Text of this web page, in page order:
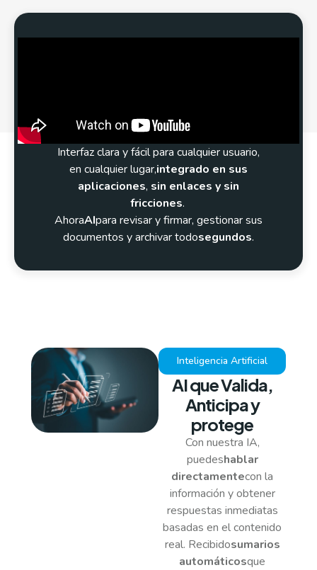
Interfaz clara y fácil para cualquier usuario,
en cualquier lugar,integrado en sus
aplicaciones, sin enlaces y sin
fricciones.
AhoraAIpara revisar y firmar, gestionar sus
documentos y archivar todosegundos.
Inteligencia Artificial
AI que Valida,
Anticipa y
protege
Con nuestra IA,
puedeshablar
directamentecon la
información y obtener
respuestas inmediatas
basadas en el contenido
real. Recibidosumarios
automáticosque